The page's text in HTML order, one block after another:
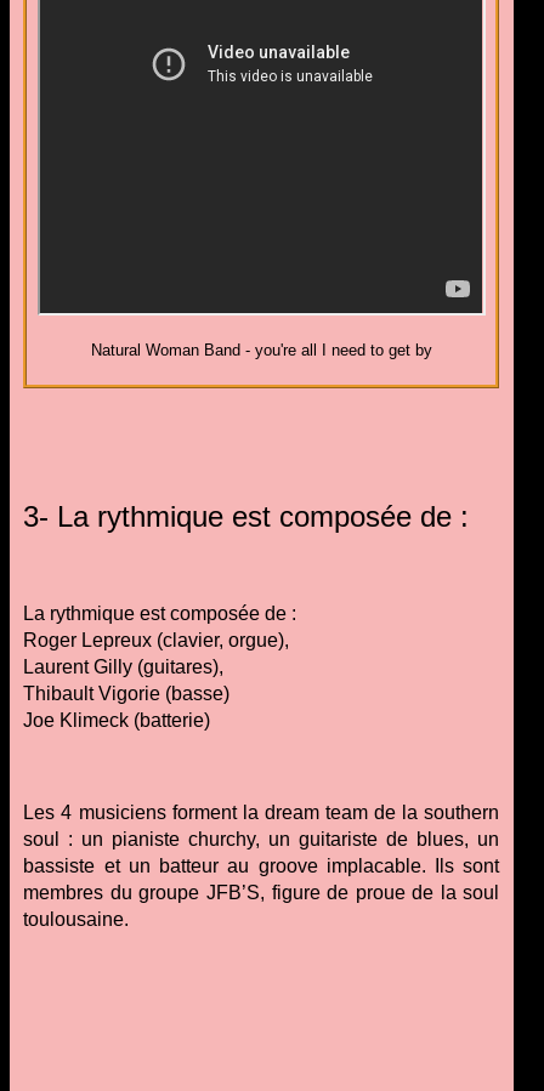
Natural Woman Band - you're all I need to get by
3- La rythmique est composée de :
La rythmique est composée de :
Roger Lepreux (clavier, orgue),
Laurent Gilly (guitares),
Thibault Vigorie (basse)
Joe Klimeck (batterie)
Les 4 musiciens forment la dream team de la southern
soul : un pianiste churchy, un guitariste de blues, un
bassiste et un batteur au groove implacable. Ils sont
membres du groupe JFB’S, figure de proue de la soul
toulousaine.